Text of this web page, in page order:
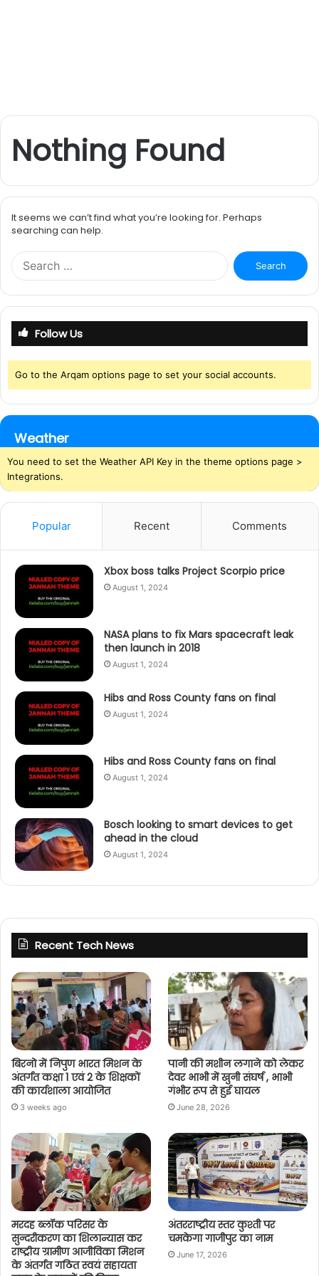
Nothing Found
It seems we can’t find what you’re looking for. Perhaps
searching can help.
r
c
f
o
r
:
Follow Us
Go to the Arqam options page to set your social accounts.
Weather
You need to set the Weather API Key in the theme options page >
Integrations.
Popular Recent Comments
Xbox boss talks Project Scorpio price
August 1, 2024
NASA plans to fix Mars spacecraft leak
then launch in 2018
August 1, 2024
Hibs and Ross County fans on final
August 1, 2024
Hibs and Ross County fans on final
August 1, 2024
Bosch looking to smart devices to get
ahead in the cloud
August 1, 2024
Recent Tech News
बिरनो में निपुण भारत मिशन के
अंतर्गत कक्षा 1 एवं 2 के शिक्षकों
की कार्यशाला आयोजित
3 weeks ago
पानी की मशीन लगाने को लेकर
देवर भाभी में खुनी संघर्ष , भाभी
गंभीर रूप से हुई घायल
June 28, 2026
मरदह ब्लॉक परिसर के
सुन्दरीकरण का शिलान्यास कर
राष्ट्रीय ग्रामीण आजीविका मिशन
के अंतर्गत गठित स्वयं सहायता
अंतरराष्ट्रीय स्तर कुश्ती पर
चमकेगा गाजीपुर का नाम
June 17, 2026